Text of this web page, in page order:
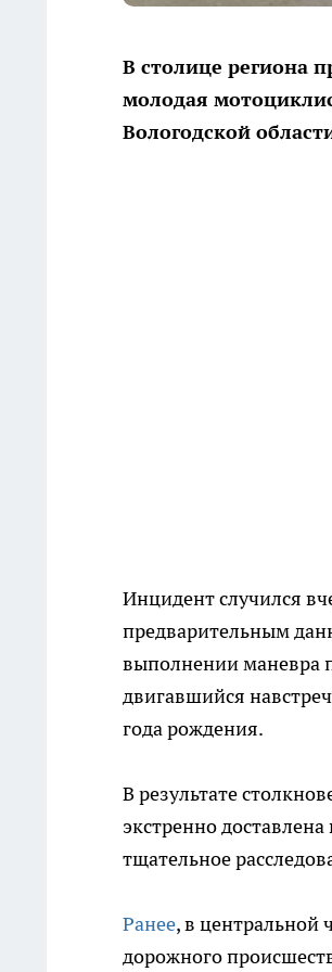
В столице региона
молодая
Вологодской
Инцидент случился
предварительным
выполнении маневра
двигавшийся
года рождения.
В результате
экстренно
тщательное
Ранее, в центральной
дорожного